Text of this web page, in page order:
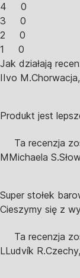
4
0
3
0
2
0
1
0
Jak działają
IIvo M.Chorwacja,
Produkt jest
Ta recenzja
MMichaela S.
Super stołek
Cieszymy się z
Ta recenzja
LLudvík R.Czechy,